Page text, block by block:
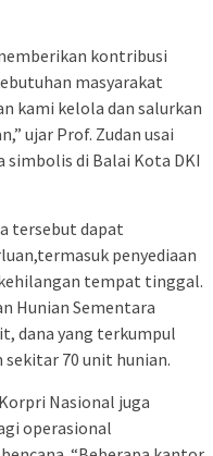
kontribusi
masyarakat
kami kelola dan salurkan
ujar Prof. Zudan usai
simbolis di Balai Kota DKI
tersebut dapat
penyediaan
tempat tinggal.
Hunian Sementara
dana yang terkumpul
70 unit hunian.
Nasional juga
operasional